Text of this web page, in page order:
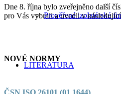
Prověřené izolatérské
LITERATURA
Dne 8. října bylo zveřejněno další
pro Vás vybrali a uvedli v
NOVÉ NORMY
ČSN ISO 26101 (01 1644)